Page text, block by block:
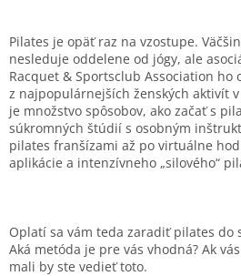
Pilates je opäť raz na vzostupe.
nesleduje oddelene od jógy, ale
Racquet & Sportsclub Association ho
z najpopulárnejších ženských aktivít
je množstvo spôsobov, ako začať s
súkromných štúdií s osobným
pilates franšízami až po virtuálne
aplikácie a intenzívneho „silového“
Oplatí sa vám teda zaradiť pilates do
Aká metóda je pre vás vhodná? Ak
mali by ste vedieť toto.